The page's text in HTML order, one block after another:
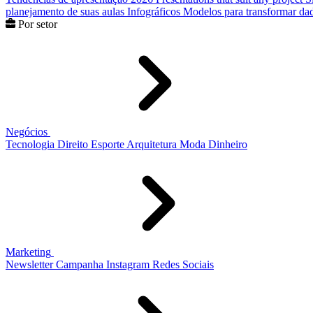
planejamento de suas aulas Infográficos Modelos para transformar
Por setor
Negócios
Tecnologia Direito Esporte Arquitetura Moda Dinheiro
Marketing
Newsletter Campanha Instagram Redes Sociais